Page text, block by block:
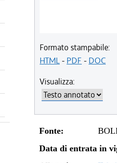
Formato stampabile:
HTML- PDF - DOC
Visualizza:
Fonte:
Data di entrata in